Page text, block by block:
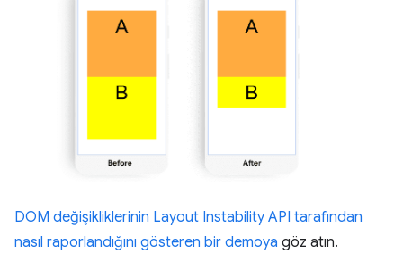
DOM değişikliklerinin Layout Instability API tarafından
nasıl raporlandığını gösteren bir demoya göz atın.